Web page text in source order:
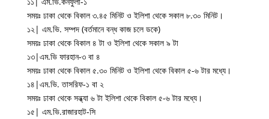
সময়ঃ ঢাকা থেকে বিকাল ৩.৪৫ মিনিট ও ইলিশা থেকে সকাল ৮.৩০ মিনিট।
১২| এম.ভি. সম্পদ (বর্তমানে বন্ধ কাজ চলে ডকে)
সময়ঃ ঢাকা থেকে বিকাল ৪ টা ও ইলিশা থেকে সকাল ৯ টা
১৩|এম.ভি ফারহান-৩ বা ৪
সময়ঃ ঢাকা থেকে বিকাল ৫.৩০ মিনিট ও ইলিশা থেকে বিকাল ৫-৬ টার মধ্যে।
১৪|এম.ভি. তাসরিফ-১ বা ২
সময়ঃ ঢাকা থেকে সন্ধ্যা ৬ টা ইলিশা থেকে বিকাল ৫-৬ টার মধ্যে।
১৫| এম.ভি.রাজারহাট-সি